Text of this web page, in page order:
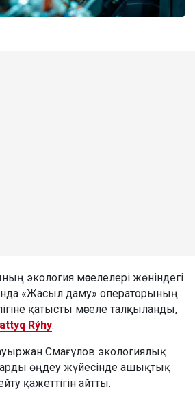
экология мәселелері жөніндегі
«Жасыл даму» операторының
қатысты мәселе талқыланды,
Rýhy.
Смағұлов экологиялық
өңдеу жүйесінде ашықтық
қажеттігін айтты.